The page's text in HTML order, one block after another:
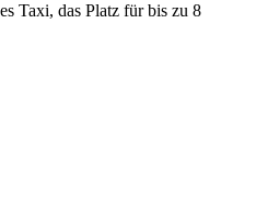
Taxi, das Platz für bis zu 8